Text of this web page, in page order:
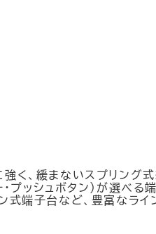
く、緩まないスプリング
プッシュボタン)が選べる
式端子台など、豊富なライ